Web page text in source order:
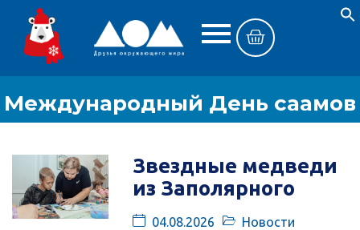
Международный День саамов
Звездные медведи
из Заполярного
04.08.2026
Новости